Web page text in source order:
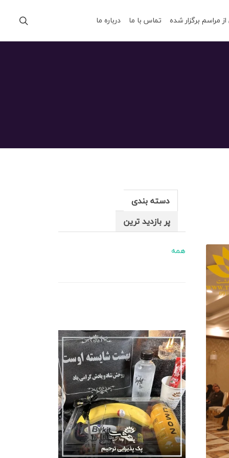
مراسم برگزار شده تماس با ما درباره ما
دسته بندی
پر بازدید ترین
همه